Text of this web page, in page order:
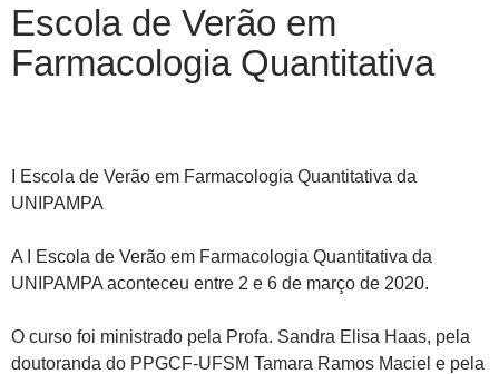
Escola de Verão em
Farmacologia Quantitativa
I Escola de Verão em Farmacologia Quantitativa da
UNIPAMPA
A I Escola de Verão em Farmacologia Quantitativa da
UNIPAMPA aconteceu entre 2 e 6 de março de 2020.
O curso foi ministrado pela Profa. Sandra Elisa Haas, pela
doutoranda do PPGCF-UFSM Tamara Ramos Maciel e pela